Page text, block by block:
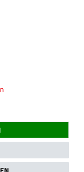
gesetzlicher MwSt.